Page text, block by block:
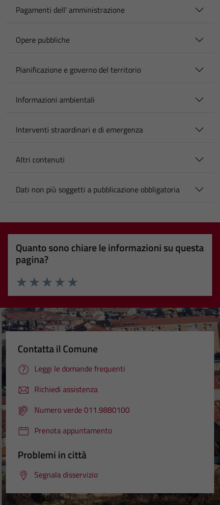
Pagamenti dell' amministrazione
Opere pubbliche
Pianificazione e governo del territorio
Informazioni ambientali
Interventi straordinari e di emergenza
Altri contenuti
Dati non più soggetti a pubblicazione obbligatoria
Quanto sono chiare le informazioni su questa
pagina?
Valuta 5 stelle su 5
Valuta 4 stelle su 5
Valuta 3 stelle su 5
Valuta 2 stelle su 5
Valuta 1 stelle su 5
Contatta il Comune
Leggi le domande frequenti
Richiedi assistenza
Numero verde 011.9880100
Prenota appuntamento
Problemi in città
Segnala disservizio